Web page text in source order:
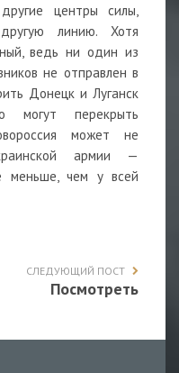
центры силы,
линию. Хотя
ведь ни один из
не отправлен в
Донецк и Луганск
могут перекрыть
может не
армии —
меньше, чем у всей
СЛЕДУЮЩИЙ ПОСТ
Посмотреть